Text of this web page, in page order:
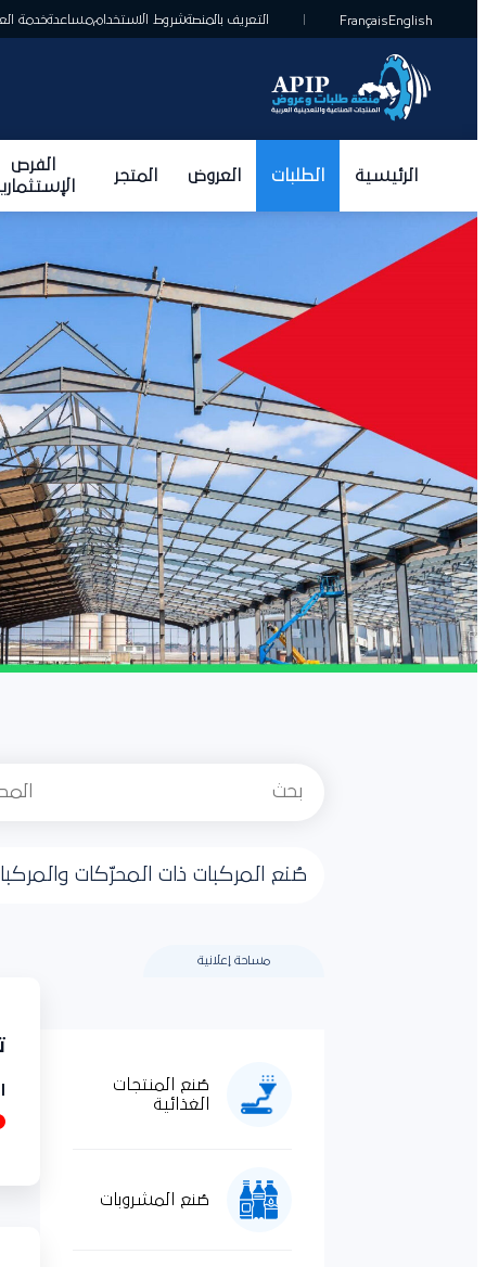
English
Français التعريف بالمنصةشروط الاستخداممساعدةخدمة
الرئيسية الطلبات العروض المتجر
الفرص
الإستثمارية
صُنع المركبات ذات المحرّكات
مساحة إعلانية
صُنع المنتجات
الغذائية
صُنع المشروبات